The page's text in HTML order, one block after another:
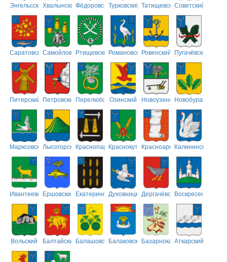
ЭнгельсскийХвалынскийФёдоровскийТурковский ТатищевскийСоветский
СаратовскийСамойловскийРтищевскийРомановскийРовенский Пугачёвский
Питерский ПетровскийПерелюбскийОзинский НовоузенскийНовобурасский
МарксовскийЛысогорскийКраснопартизанский
КраснокутскийКрасноармейский
Калининский
ИвантеевскийЕршовский ЕкатериновскийДуховницкийДергачёвскийВоскресенский
Вольский БалтайскийБалашовскийБалаковскийБазарнокарабулакский
Аткарский